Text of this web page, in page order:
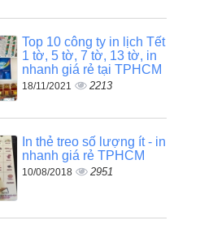
Top 10 công ty in lịch Tết
1 tờ, 5 tờ, 7 tờ, 13 tờ, in
nhanh giá rẻ tại TPHCM
18/11/2021 2213
In thẻ treo số lượng ít - in
nhanh giá rẻ TPHCM
10/08/2018 2951